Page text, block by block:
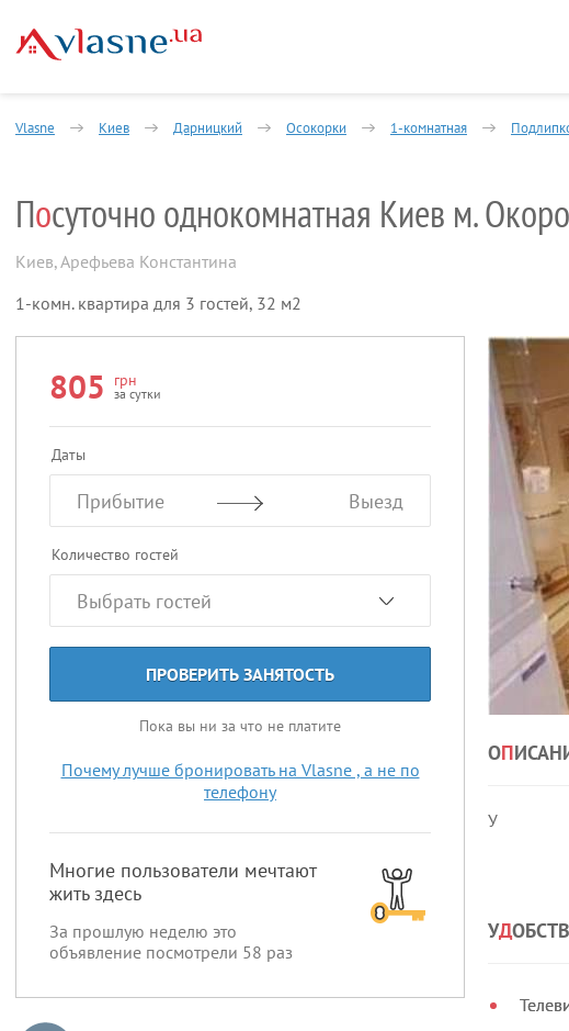
Vlasne Киев Дарницкий Осокорки 1-комнатная
Посуточно однокомнатная Киев м.
Киев,Арефьева Константина
1-комн. квартира для 3 гостей, 32 м2
805 грн
за сутки
Даты
Прибытие Выезд
Количество гостей
ПРОВЕРИТЬ ЗАНЯТОСТЬ
Пока вы ни за что не платите
Почему лучше бронировать на Vlasne , а не по
телефону
Многие пользователи мечтают
жить здесь
За прошлую неделю это
объявление посмотрели 58 раз
ОП
У
УД